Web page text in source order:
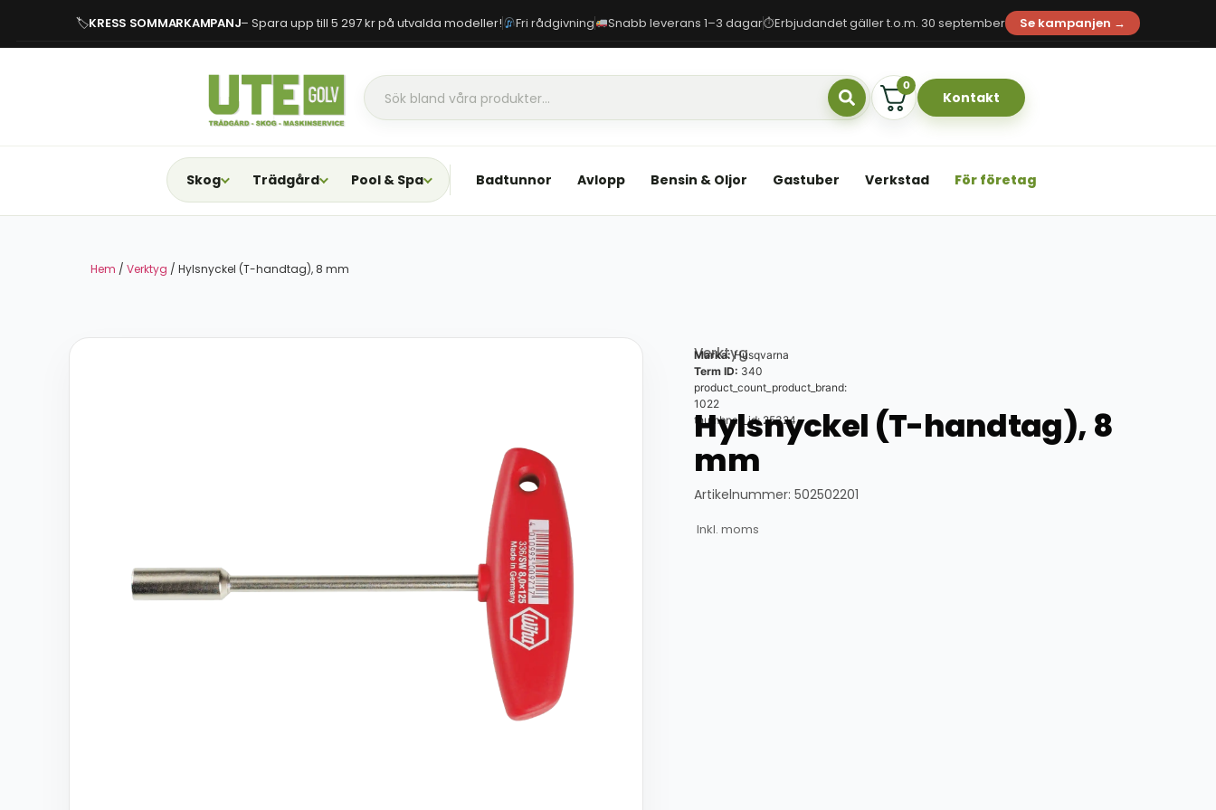
🏷KRESS SOMMARKAMPANJ– Spara upp till 5 297 kr på utvalda modeller! Fri rådgivning Snabb leverans 1–3 dagar⏱Erbjudandet gäller t.o.m. 30 september Se kampanjen →
0
Kontakt
Skog Trädgård Pool & Spa Badtunnor Avlopp Bensin & Oljor Gastuber Verkstad För företag
Hem / Verktyg / Hylsnyckel (T-handtag), 8 mm
Verktyg
Marka:Husqvarna
Term ID: 340
product_count_product_brand:
1022
thumbnail_id: 25324
Hylsnyckel (T-handtag), 8
mm
Artikelnummer: 502502201
Inkl. moms